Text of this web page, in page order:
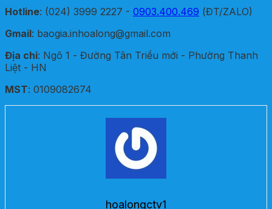
Hotline: (024) 3999 2227 - 0903.400.469 (ĐT/ZALO)
Gmail: baogia.inhoalong@gmail.com
Địa chỉ: Ngõ 1 - Đường Tân Triều mới - Phường Thanh
Liệt - HN
MST: 0109082674
hoalongctv1